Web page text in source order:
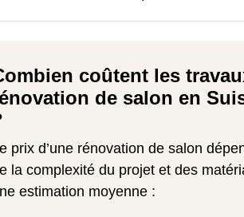
coûtent les
de salon en
prix d’une rénovation de salon
la complexité du projet et des
estimation moyenne :